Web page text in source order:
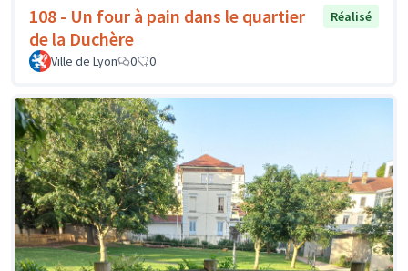
108 - Un four à pain dans le quartier
de la Duchère
Réalisé
Ville de Lyon 0 0